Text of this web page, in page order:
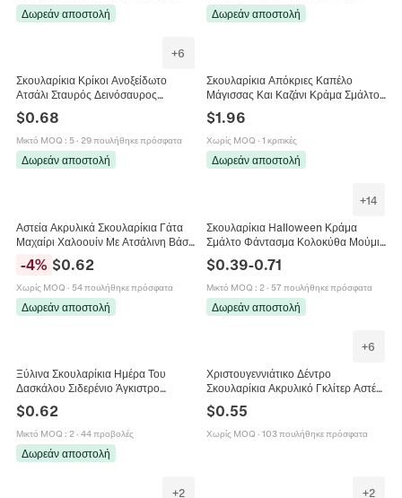
Δωρεάν αποστολή Δωρεάν αποστολή
+6
Σκουλαρίκια Κρίκοι Ανοξείδωτο
Ατσάλι Σταυρός Δεινόσαυρος
Άγγελος Σπαθί Λεοπάρδαλη Πανκ
Γοτθικό Κόσμημα
$0.68
Μικτό MOQ : 5· 29 πουλήθηκε πρόσφατα
Δωρεάν αποστολή
Σκουλαρίκια Απόκριες Καπέλο
Μάγισσας Και Καζάνι Κράμα Σμάλτο
Στρας Κοσμήματα Για Γυναίκες
$1.96
Χωρίς MOQ · 1 κριτικές
Δωρεάν αποστολή
Αστεία Ακρυλικά Σκουλαρίκια Γάτα
Μαχαίρι Χαλοουίν Με Ατσάλινη Βάση
Βάτραχος
-4% $0.62
Χωρίς MOQ · 54 πουλήθηκε πρόσφατα
Δωρεάν αποστολή
+14
Σκουλαρίκια Halloween Κράμα
Σμάλτο Φάντασμα Κολοκύθα Μούμια
Γυναίκες Γιορτινό Πάρτι Κινούμενα
Σχέδια
$0.39-0.71
Μικτό MOQ : 2· 57 πουλήθηκε πρόσφατα
Δωρεάν αποστολή
Ξύλινα Σκουλαρίκια Ημέρα Του
Δασκάλου Σιδερένιο Άγκιστρο
Σχολική Εκπαίδευση Κουκουβάγια
Βιβλίο Σημειωματάριο Παλέτα
$0.62
Μικτό MOQ : 2· 44 προβολές
Δωρεάν αποστολή
+6
Χριστουγεννιάτικο Δέντρο
Σκουλαρίκια Ακρυλικό Γκλίτερ Αστέρι
Γιορτινά Κοσμήματα Για Γυναίκες
Κορίτσια Δώρο Πρωτοχρονιάς
$0.55
Χωρίς MOQ · 103 πουλήθηκε πρόσφατα
+2 +2